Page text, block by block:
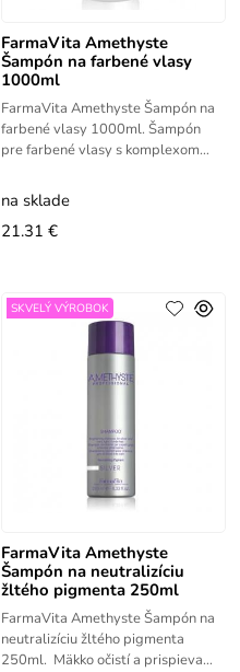
FarmaVita Amethyste
Šampón na farbené vlasy
1000ml
FarmaVita Amethyste Šampón na
farbené vlasy 1000ml. Šampón
pre farbené vlasy s komplexom
vlasy oveľa dlhšie chránia
na sklade
21.31 €
FarmaVita Amethyste
Šampón na neutralizíciu
žltého pigmenta 250ml
FarmaVita Amethyste Šampón na
neutralizíciu žltého pigmenta
250ml. Mäkko očistí a prispieva
SKVELÝ VÝROBOK